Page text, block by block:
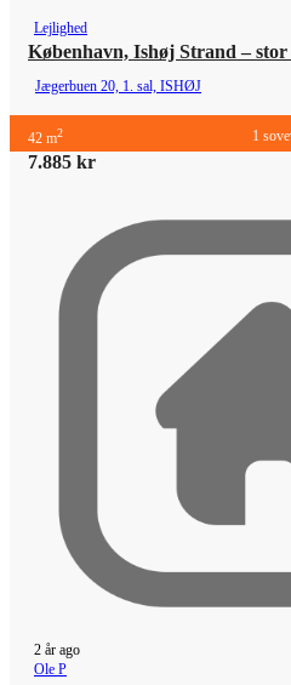
Lejlighed
Jægerbuen 20, 1. sal, ISHØJ
42 m2 1
7.885 kr
2 år ago
Ole P